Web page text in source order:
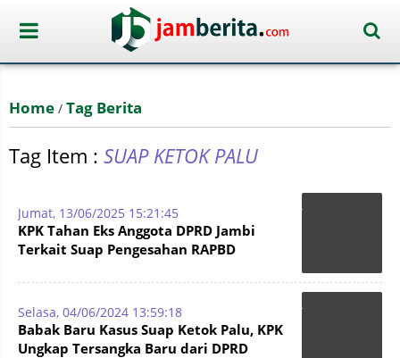
Home / Tag Berita
Tag Item : SUAP KETOK PALU
Jumat, 13/06/2025 15:21:45
KPK Tahan Eks Anggota DPRD Jambi
Terkait Suap Pengesahan RAPBD
Selasa, 04/06/2024 13:59:18
Babak Baru Kasus Suap Ketok Palu, KPK
Ungkap Tersangka Baru dari DPRD